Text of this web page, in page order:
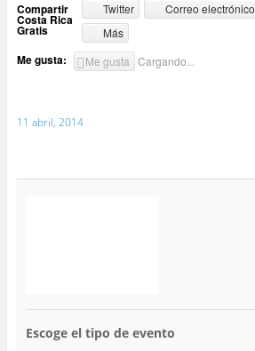
Compartir
Costa Rica
Gratis
Twitter Correo electrónico
Más
Me gusta: Me gusta Cargando...
11 abril, 2014
Escoge el tipo de evento